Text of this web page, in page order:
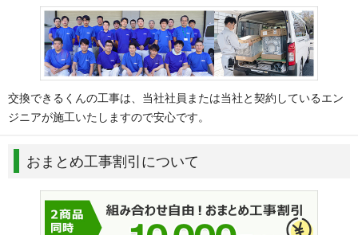
交換できるくんの工事は、当社社員または当社と契約しているエン
ジニアが施工いたしますので安心です。
おまとめ工事割引について